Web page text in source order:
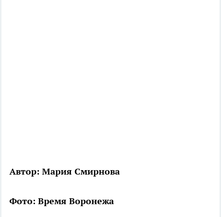
Автор: Мария Смирнова
Фото: Время Воронежа